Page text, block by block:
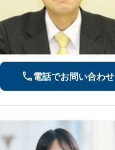
電話でお問い合わせ